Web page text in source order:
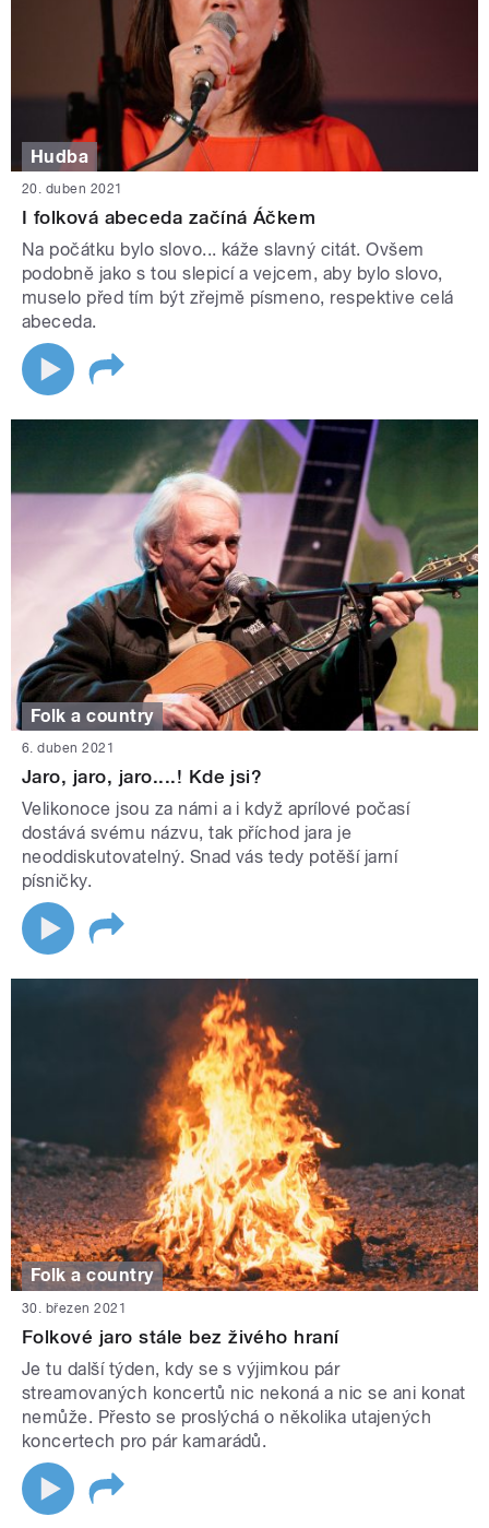
Hudba
20. duben 2021
I folková abeceda začíná Áčkem
Na počátku bylo slovo... káže slavný citát. Ovšem
podobně jako s tou slepicí a vejcem, aby bylo slovo,
muselo před tím být zřejmě písmeno, respektive celá
abeceda.
Folk a country
6. duben 2021
Jaro, jaro, jaro....! Kde jsi?
Velikonoce jsou za námi a i když aprílové počasí
dostává svému názvu, tak příchod jara je
neoddiskutovatelný. Snad vás tedy potěší jarní
písničky.
Folk a country
30. březen 2021
Folkové jaro stále bez živého hraní
Je tu další týden, kdy se s výjimkou pár
streamovaných koncertů nic nekoná a nic se ani konat
nemůže. Přesto se proslýchá o několika utajených
koncertech pro pár kamarádů.